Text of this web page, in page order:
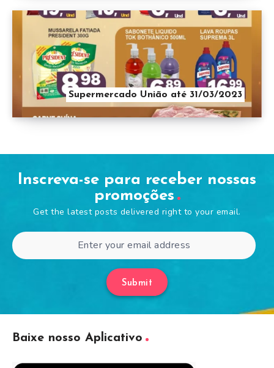
Supermercado União até 31/03/2023
Inscreva-se para receber nossas
promoções
Get the latest posts delivered right to your email.
Submit
Baixe nosso Aplicativo